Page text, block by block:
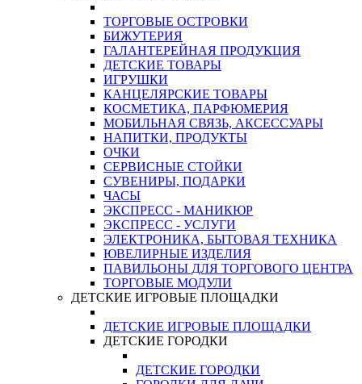
ТОРГОВЫЕ ОСТРОВКИ
БИЖУТЕРИЯ
ГАЛАНТЕРЕЙНАЯ ПРОДУКЦИЯ
ДЕТСКИЕ ТОВАРЫ
ИГРУШКИ
КАНЦЕЛЯРСКИЕ ТОВАРЫ
КОСМЕТИКА, ПАРФЮМЕРИЯ
МОБИЛЬНАЯ СВЯЗЬ, АКСЕССУАРЫ
НАПИТКИ, ПРОДУКТЫ
ОЧКИ
СЕРВИСНЫЕ СТОЙКИ
СУВЕНИРЫ, ПОДАРКИ
ЧАСЫ
ЭКСПРЕСС - МАНИКЮР
ЭКСПРЕСС - УСЛУГИ
ЭЛЕКТРОНИКА, БЫТОВАЯ ТЕХНИКА
ЮВЕЛИРНЫЕ ИЗДЕЛИЯ
ПАВИЛЬОНЫ ДЛЯ ТОРГОВОГО ЦЕНТРА
ТОРГОВЫЕ МОДУЛИ
ДЕТСКИЕ ИГРОВЫЕ ПЛОЩАДКИ
ДЕТСКИЕ ИГРОВЫЕ ПЛОЩАДКИ
ДЕТСКИЕ ГОРОДКИ
ДЕТСКИЕ ГОРОДКИ